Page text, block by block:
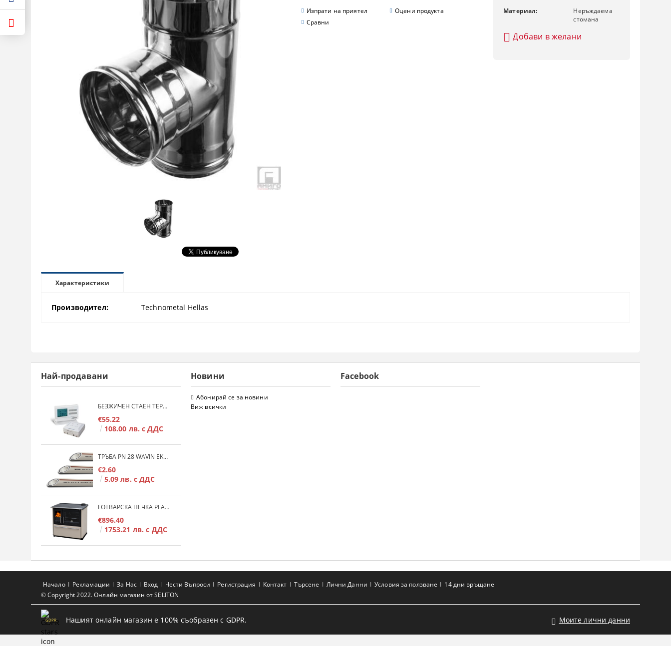
Изпрати на приятел
Оцени продукта
Сравни
Материал:
Неръждаема
стомана
Добави в желани
Характеристики
Производител: Technometal Hellas
Най-продавани
БЕЗЖИЧЕН СТАЕН ТЕРМОСТАТ COMPUTHERM Q7RF
€55.22
108.00 лв. с ДДС
ТРЪБА PN 28 WAVIN EKOPLASTIK FIBER BASALT PLUS - 3М/БР.
€2.60
5.09 лв. с ДДС
ГОТВАРСКА ПЕЧКА PLAMEN 850 GLAS 11KW
€896.40
1753.21 лв. с ДДС
Новини
Абонирай се за новини
Виж всички
Facebook
© Copyright 2022. Онлайн магазин от SELITON
Начало Рекламации За Нас Вход Чести Въпроси Регистрация Контакт Търсене Лични Данни Условия за ползване 14 дни връщане
GDPR Нашият онлайн магазин е 100% съобразен с GDPR. Моите лични данни